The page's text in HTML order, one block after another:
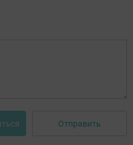
Отправить